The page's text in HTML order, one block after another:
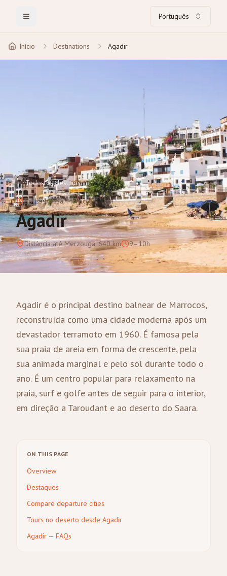
Toggle Menu Português
Início Destinations Agadir
←Todos os destinos
Souss-Massa, Morocco
Agadir
Distância até Merzouga:640km 9–10h
Agadir é o principal destino balnear de Marrocos,
reconstruída como uma cidade moderna após um
devastador terramoto em 1960. É famosa pela
sua praia de areia em forma de crescente, pela
sua animada marginal e pelo sol durante todo o
ano. É um centro popular para relaxamento na
praia, surf e golfe antes de seguir para o interior,
em direção a Taroudant e ao deserto do Saara.
ON THIS PAGE
Overview
Destaques
Compare departure cities
Tours no deserto desde Agadir
Agadir — FAQs